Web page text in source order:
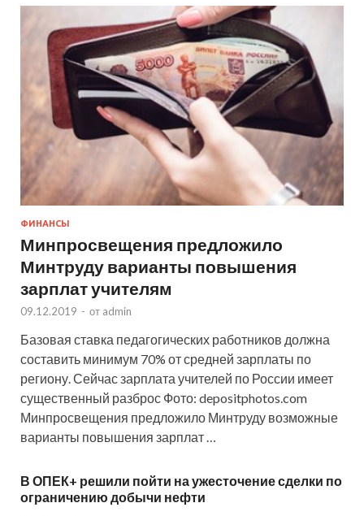
ФИНАНСЫ
Минпросвещения предложило
Минтруду варианты повышения
зарплат учителям
09.12.2019 - от admin
Базовая ставка педагогических работников должна
составить минимум 70% от средней зарплаты по
региону. Сейчас зарплата учителей по России имеет
существенный разброс Фото: depositphotos.com
Минпросвещения предложило Минтруду возможные
варианты повышения зарплат …
В ОПЕК+ решили пойти на ужесточение сделки по
ограничению добычи нефти